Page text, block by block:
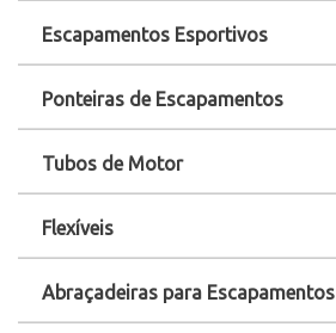
Escapamentos Esportivos
Ponteiras de Escapamentos
Tubos de Motor
Flexíveis
Abraçadeiras para Escapamentos